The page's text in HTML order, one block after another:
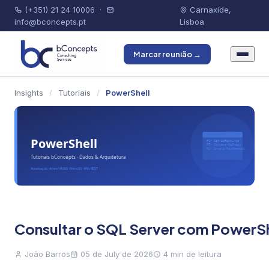
(+351) 21 24 10006 ·
info@bconcepts.pt
Carnaxide,
Lisboa
Marcar reunião →
Insights / Tutoriais / PowerShell
Consultar o SQL Server com
João Barros 05 de July de 2026 4 min de leitura